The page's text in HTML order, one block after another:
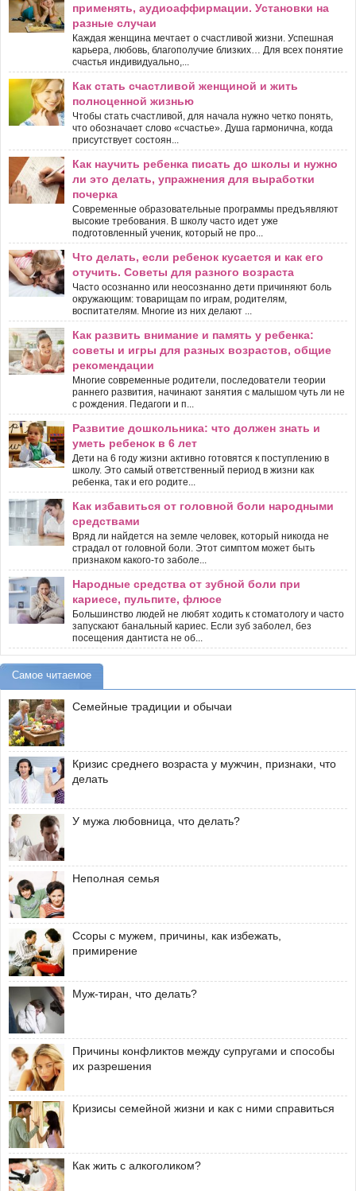
применять, аудиоаффирмации. Установки на
разные случаи
Каждая женщина мечтает о счастливой жизни. Успешная
карьера, любовь, благополучие близких… Для всех понятие
счастья индивидуально,...
Как стать счастливой женщиной и жить
полноценной жизнью
Чтобы стать счастливой, для начала нужно четко понять,
что обозначает слово «счастье». Душа гармонична, когда
присутствует состоян...
Как научить ребенка писать до школы и нужно
ли это делать, упражнения для выработки
почерка
Современные образовательные программы предъявляют
высокие требования. В школу часто идет уже
подготовленный ученик, который не про...
Что делать, если ребенок кусается и как его
отучить. Советы для разного возраста
Часто осознанно или неосознанно дети причиняют боль
окружающим: товарищам по играм, родителям,
воспитателям. Многие из них делают ...
Как развить внимание и память у ребенка:
советы и игры для разных возрастов, общие
рекомендации
Многие современные родители, последователи теории
раннего развития, начинают занятия с малышом чуть ли не
с рождения. Педагоги и п...
Развитие дошкольника: что должен знать и
уметь ребенок в 6 лет
Дети на 6 году жизни активно готовятся к поступлению в
школу. Это самый ответственный период в жизни как
ребенка, так и его родите...
Как избавиться от головной боли народными
средствами
Вряд ли найдется на земле человек, который никогда не
страдал от головной боли. Этот симптом может быть
признаком какого-то заболе...
Народные средства от зубной боли при
кариесе, пульпите, флюсе
Большинство людей не любят ходить к стоматологу и часто
запускают банальный кариес. Если зуб заболел, без
посещения дантиста не об...
Самое читаемое
Семейные традиции и обычаи
Кризис среднего возраста у мужчин, признаки, что
делать
У мужа любовница, что делать?
Неполная семья
Ссоры с мужем, причины, как избежать,
примирение
Муж-тиран, что делать?
Причины конфликтов между супругами и способы
их разрешения
Кризисы семейной жизни и как с ними справиться
Как жить с алкоголиком?